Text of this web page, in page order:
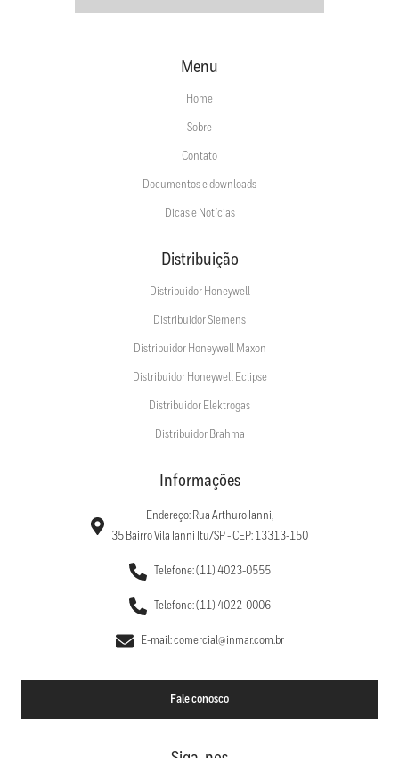
Menu
Home
Sobre
Contato
Documentos e downloads
Dicas e Notícias
Distribuição
Distribuidor Honeywell
Distribuidor Siemens
Distribuidor Honeywell Maxon
Distribuidor Honeywell Eclipse
Distribuidor Elektrogas
Distribuidor Brahma
Informações
Endereço: Rua Arthuro Ianni,
35 Bairro Vila Ianni Itu/SP - CEP: 13313-150
Telefone: (11) 4023-0555
Telefone: (11) 4022-0006
E-mail: comercial@inmar.com.br
Fale conosco